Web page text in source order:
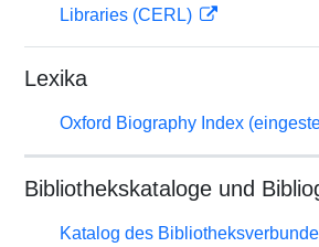
Libraries (CERL)
Lexika
Oxford Biography Index
Bibliothekskataloge und
Katalog des